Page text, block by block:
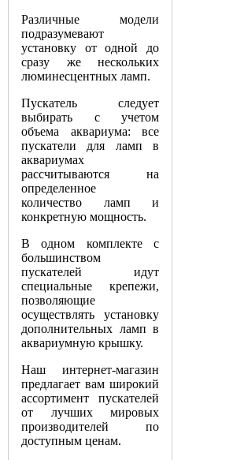
Различные модели
подразумевают
установку от одной до
сразу же нескольких
люминесцентных ламп.
Пускатель следует
выбирать с учетом
объема аквариума: все
пускатели для ламп в
аквариумах
рассчитываются на
определенное
количество ламп и
конкретную мощность.
В одном комплекте с
большинством
пускателей идут
специальные крепежи,
позволяющие
осуществлять установку
дополнительных ламп в
аквариумную крышку.
Наш интернет-магазин
предлагает вам широкий
ассортимент пускателей
от лучших мировых
производителей по
доступным ценам.